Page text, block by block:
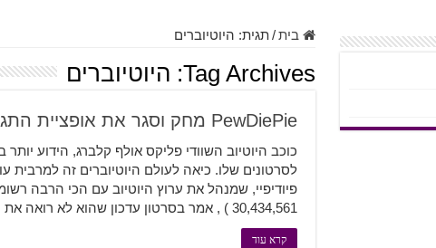
בית / תגית: היוטיוברים
Tag Archives: היוטיוברים
PewDiePie מחק וסגר את אופציית התגובות בערוץ שלו
כוכב היוטיוב השוודי פליקס אולף קלברג, הידוע יותר
לסרטונים שלו. כיאה לעולם היוטיוברים זה למרבית
פיודיפיי, שמנהל את ערוץ היוטיוב עם הכי הרבה
30,434,561 ) , אמר בסרטון עדכון שהוא לא רואה את הצורך בתגובות יותר, כי הם מלאות …
קרא עוד